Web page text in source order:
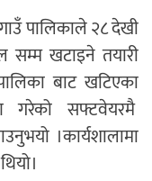
पालिकाले २८ देखी
खटाइने तयारी
बाट खटिएका
गरेको सफ्टवेयरमै
।कार्यशालामा